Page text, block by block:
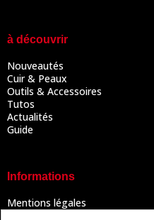
à découvrir
Nouveautés
Cuir & Peaux
Outils & Accessoires
Tutos
Actualités
Guide
Informations
Mentions légales